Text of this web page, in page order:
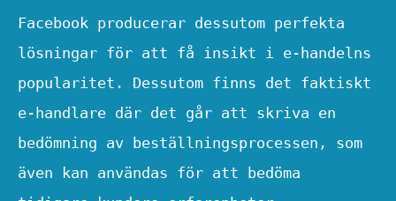
Facebook producerar dessutom perfekta
lösningar för att få insikt i e-handelns
popularitet. Dessutom finns det faktiskt
e-handlare där det går att skriva en
bedömning av beställningsprocessen, som
även kan användas för att bedöma